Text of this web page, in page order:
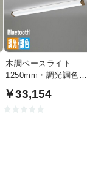
木調ベースライト
1250mm・調光調色
ット
￥33,154